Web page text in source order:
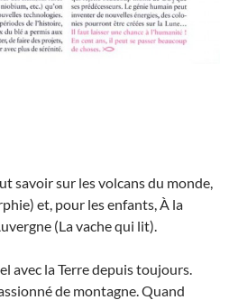
savoir sur les volcans du monde,
et, pour les enfants, À la
(La vache qui lit).
avec la Terre depuis toujours.
de montagne. Quand